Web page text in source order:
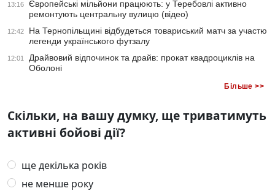
13:16
Європейські мільйони працюють: у Теребовлі активно
ремонтують центральну вулицю (відео)
12:42
На Тернопільщині відбудеться товариський матч за участю
легенди українського футзалу
12:01
Драйвовий відпочинок та драйв: прокат квадроциклів на
Оболоні
Більше >>
Скільки, на вашу думку, ще триватимуть
активні бойові дії?
ще декілька років
не менше року